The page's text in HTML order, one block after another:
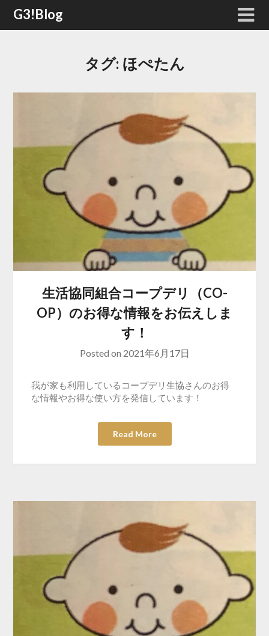
SkipG3!Blog
タグ: ほぺたん
生活協同組合コープデリ（CO-
OP）のお得な情報をお伝えしま
す！
Posted on 2021年6月17日
我が家も利用しているコープデリ生協さんのお得
な情報やお得な使い方を発信しています！
Read More